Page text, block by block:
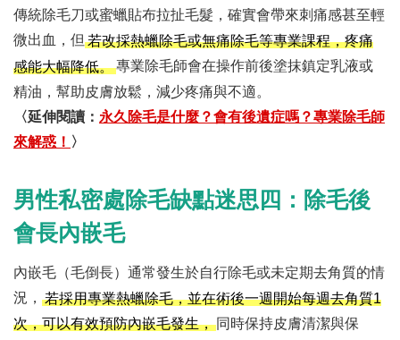
傳統除毛刀或蜜蠟貼布拉扯毛髮，確實會帶來刺痛感甚至輕
微出血，但 若改採熱蠟除毛或無痛除毛等專業課程，疼痛
感能大幅降低。專業除毛師會在操作前後塗抹鎮定乳液或
精油，幫助皮膚放鬆，減少疼痛與不適。
〈延伸閱讀： 永久除毛是什麼？會有後遺症嗎？專業除毛師
來解惑！ 〉
男性私密處除毛缺點迷思四：除毛後
會長內嵌毛
內嵌毛（毛倒長）通常發生於自行除毛或未定期去角質的情
況， 若採用專業熱蠟除毛，並在術後一週開始每週去角質1
次，可以有效預防內嵌毛發生， 同時保持皮膚清潔與保